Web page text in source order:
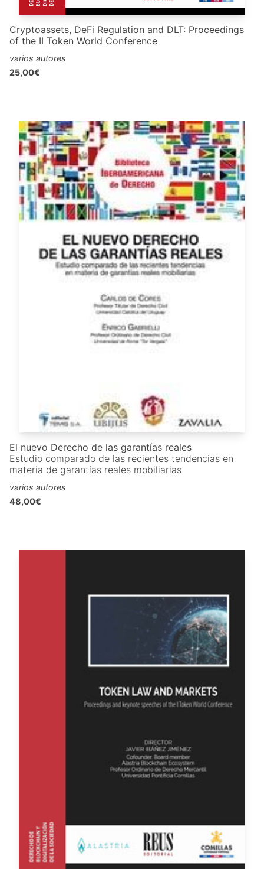
Cryptoassets, DeFi Regulation and DLT: Proceedings
of the II Token World Conference
varios autores
25,00€
El nuevo Derecho de las garantías reales
Estudio comparado de las recientes tendencias en
materia de garantías reales mobiliarias
varios autores
48,00€